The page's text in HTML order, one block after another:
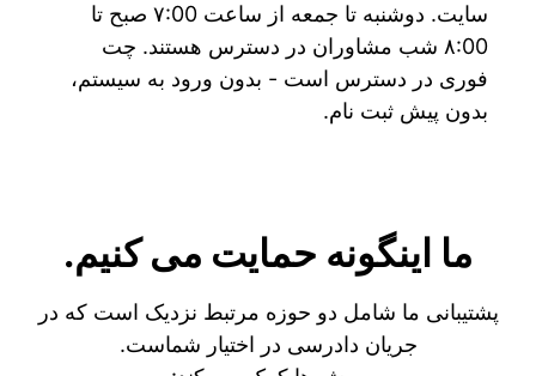
سایت. دوشنبه تا جمعه از ساعت ۷:00 صبح تا
۸:00 شب مشاوران در دسترس هستند. چت
فوری در دسترس است - بدون ورود به سیستم،
بدون پیش ثبت نام.
ما اینگونه حمایت می کنیم.
پشتیبانی ما شامل دو حوزه مرتبط نزدیک است که در
جریان دادرسی در اختیار شماست.